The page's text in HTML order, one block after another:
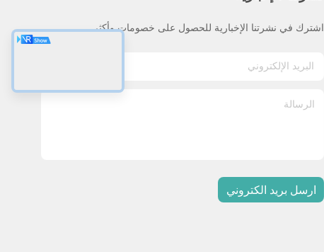
اشترك في نشرتنا الإخبارية للحصول على خصومات وأكثر.
ارسل بريد الكتروني